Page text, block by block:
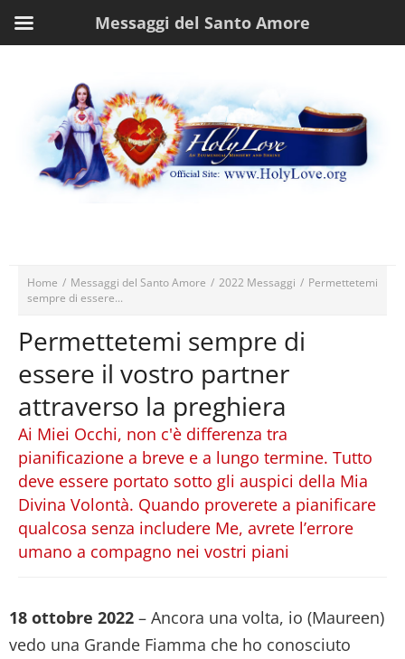
Home / Messaggi del Santo Amore / 2022 Messaggi / Permettetemi
sempre di essere...
Permettetemi sempre di
essere il vostro partner
attraverso la preghiera
Ai Miei Occhi, non c'è differenza tra
pianificazione a breve e a lungo termine. Tutto
deve essere portato sotto gli auspici della Mia
Divina Volontà. Quando proverete a pianificare
qualcosa senza includere Me, avrete l’errore
umano a compagno nei vostri piani
18 ottobre 2022 – Ancora una volta, io (Maureen)
vedo una Grande Fiamma che ho conosciuto
Messaggi del Santo Amore